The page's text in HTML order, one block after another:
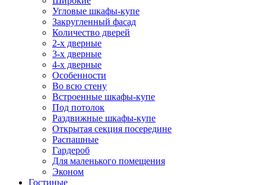
Угловые шкафы-купе
Закругленный фасад
Количество дверей
2-х дверные
3-х дверные
4-х дверные
Особенности
Во всю стену
Встроенные шкафы-купе
Под потолок
Раздвижные шкафы-купе
Открытая секция посередине
Распашные
Гардероб
Для маленького помещения
Эконом
Гостиные